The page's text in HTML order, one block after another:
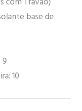
base de
10